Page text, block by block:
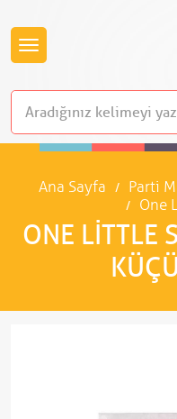
Ana Sayfa Parti
One
ONE LITTLE